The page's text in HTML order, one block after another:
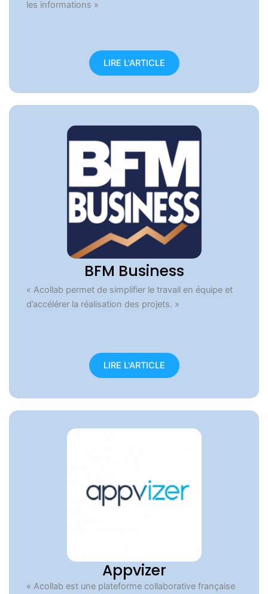
les informations »
LIRE L'ARTICLE
BFM Business
« Acollab permet de simplifier le travail en équipe et
d’accélérer la réalisation des projets. »
LIRE L'ARTICLE
Appvizer
« Acollab est une plateforme collaborative française